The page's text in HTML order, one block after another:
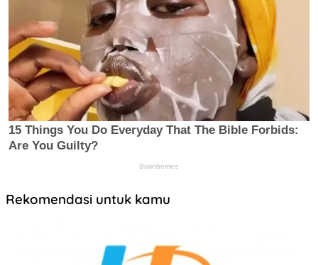
Rekomendasi untuk kamu